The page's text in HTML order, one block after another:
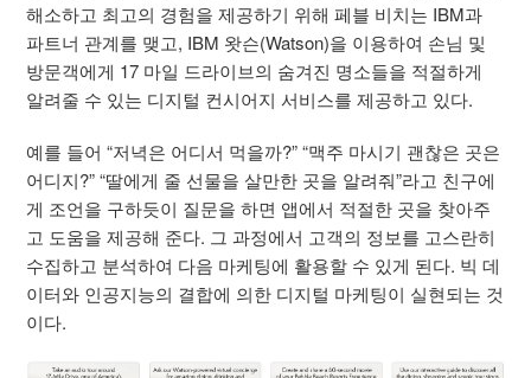
해소하고 최고의 경험을 제공하기 위해 페블 비치는 IBM과
파트너 관계를 맺고, IBM 왓슨(Watson)을 이용하여 손님 및
방문객에게 17 마일 드라이브의 숨겨진 명소들을 적절하게
알려줄 수 있는 디지털 컨시어지 서비스를 제공하고 있다.
예를 들어 “저녁은 어디서 먹을까?” “맥주 마시기 괜찮은 곳은
어디지?” “딸에게 줄 선물을 살만한 곳을 알려줘”라고 친구에
게 조언을 구하듯이 질문을 하면 앱에서 적절한 곳을 찾아주
고 도움을 제공해 준다. 그 과정에서 고객의 정보를 고스란히
수집하고 분석하여 다음 마케팅에 활용할 수 있게 된다. 빅 데
이터와 인공지능의 결합에 의한 디지털 마케팅이 실현되는 것
이다.